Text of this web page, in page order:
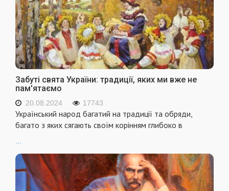
Забуті свята України: традиції, яких ми вже не
пам'ятаємо
20.08.2024 17743
Український народ багатий на традиції та обряди,
багато з яких сягають своїм корінням глибоко в